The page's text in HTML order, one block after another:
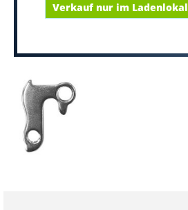
Verkauf nur im Ladenlokal